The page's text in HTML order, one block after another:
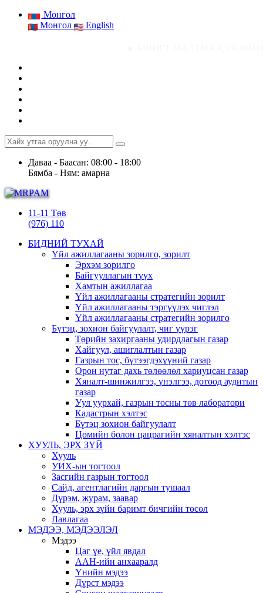
Монгол
Монгол
English
Даваа - Баасан: 08:00 - 18:00
Бямба - Ням: амарна
11-11 Төв
(976) 110
БИДНИЙ ТУХАЙ
Үйл ажиллагааны зорилго, зорилт
Эрхэм зорилго
Байгууллагын түүх
Хамтын ажиллагаа
Үйл ажиллагааны стратегийн зорилт
Үйл ажиллагааны тэргүүлэх чиглэл
Үйл ажиллагааны стратегийн зорилго
Бүтэц, зохион байгуулалт, чиг үүрэг
Төрийн захиргааны удирдлагын газар
Хайгуул, ашиглалтын газар
Газрын тос, бүтээгдэхүүний газар
Орон нутаг дахь төлөөлөл хариуцсан газар
Хяналт-шинжилгээ, үнэлгээ, дотоод аудитын
газар
Уул уурхай, газрын тосны төв лаборатори
Кадастрын хэлтэс
Бүтэц зохион байгуулалт
Цөмийн болон цацрагийн хяналтын хэлтэс
ХУУЛЬ, ЭРХ ЗҮЙ
Хууль
УИХ-ын тогтоол
Засгийн газрын тогтоол
Сайд, агентлагийн даргын тушаал
Дүрэм, журам, заавар
Хууль, эрх зүйн баримт бичгийн төсөл
Лавлагаа
МЭДЭЭ, МЭДЭЭЛЭЛ
Мэдээ
Цаг үе, үйл явдал
ААН-ийн анхааралд
Үнийн мэдээ
Дүрст мэдээ